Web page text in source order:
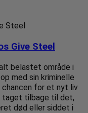
Give Steel
belastet område i
med sin kriminelle
chancen for et nyt liv
taget tilbage til det,
død eller siddet i